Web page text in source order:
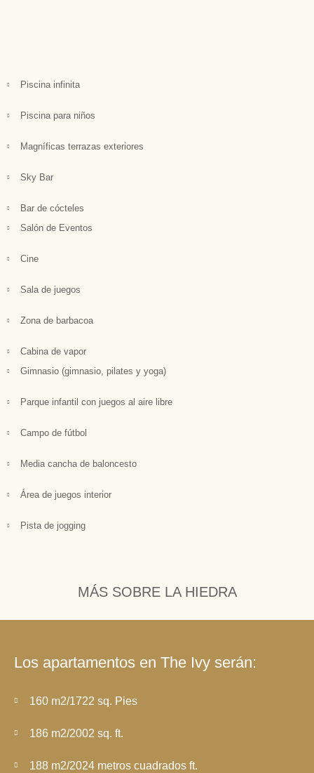
Piscina infinita
Piscina para niños
Magníficas terrazas exteriores
Sky Bar
Bar de cócteles
Salón de Eventos
Cine
Sala de juegos
Zona de barbacoa
Cabina de vapor
Gimnasio (gimnasio, pilates y yoga)
Parque infantil con juegos al aire libre
Campo de fútbol
Media cancha de baloncesto
Área de juegos interior
Pista de jogging
MÁS SOBRE LA HIEDRA
Los apartamentos en The Ivy serán:
160 m2/1722 sq. Pies
186 m2/2002 sq. ft.
188 m2/2024 metros cuadrados ft.